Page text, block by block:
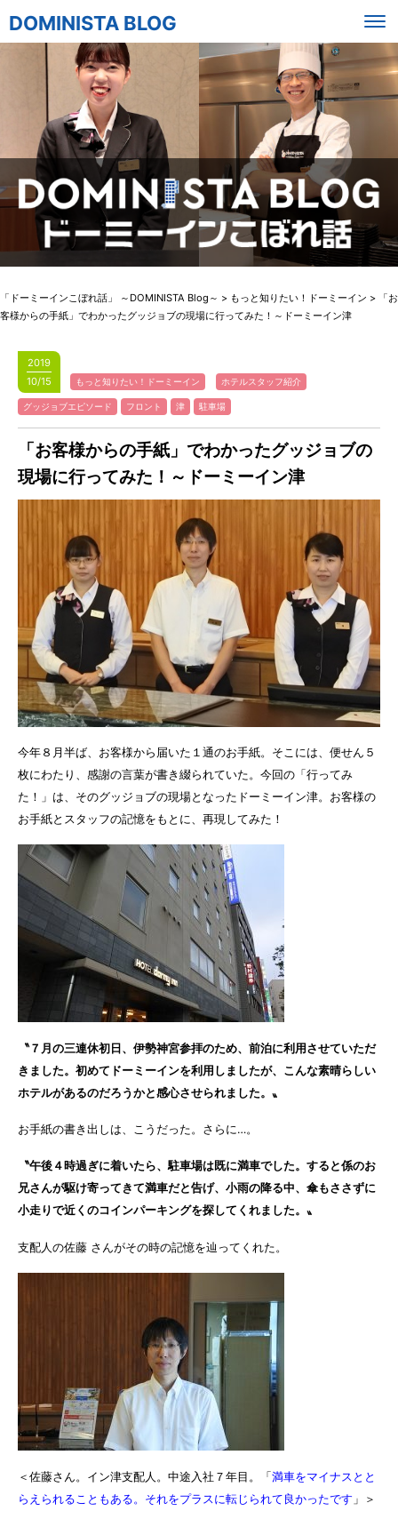
DOMINISTA BLOG
「ドーミーインこぼれ話」 ～DOMINISTA Blog～ > もっと知りたい！ドーミーイン >
「お
客様からの手紙」でわかったグッジョブの現場に行ってみた！～ドーミーイン津
2019
10/15
もっと知りたい！ドーミーイン ホテルスタッフ紹介
グッジョブエピソード フロント 津 駐車場
「お客様からの手紙」でわかったグッジョブの
現場に行ってみた！～ドーミーイン津
今年８月半ば、お客様から届いた１通のお手紙。そこには、便せん５
枚にわたり、感謝の言葉が書き綴られていた。今回の「行ってみ
た！」は、そのグッジョブの現場となったドーミーイン津。お客様の
お手紙とスタッフの記憶をもとに、再現してみた！
〝７月の三連休初日、伊勢神宮参拝のため、前泊に利用させていただ
きました。初めてドーミーインを利用しましたが、こんな素晴らしい
ホテルがあるのだろうかと感心させられました。〟
お手紙の書き出しは、こうだった。さらに…。
〝午後４時過ぎに着いたら、駐車場は既に満車でした。すると係のお
兄さんが駆け寄ってきて満車だと告げ、小雨の降る中、傘もささずに
小走りで近くのコインパーキングを探してくれました。〟
支配人の佐藤 さんがその時の記憶を辿ってくれた。
＜佐藤さん。イン津支配人。中途入社７年目。「満車をマイナスとと
らえられることもある。それをプラスに転じられて良かったです 」＞